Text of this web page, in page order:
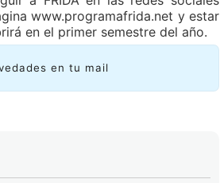
www.programafrida.net y estar
en el primer semestre del año.
en tu mail